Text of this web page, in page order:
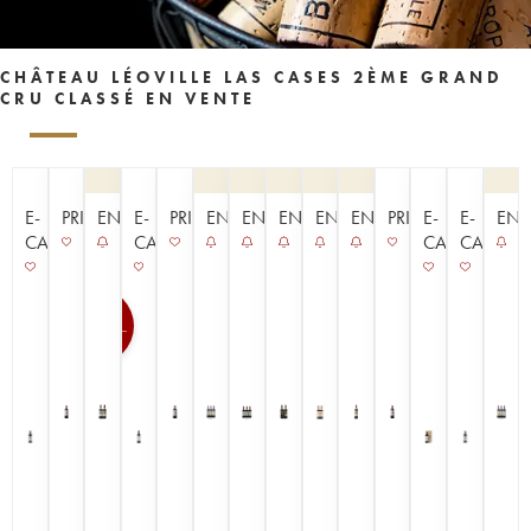
CHÂTEAU LÉOVILLE LAS CASES 2ÈME GRAND
CRU CLASSÉ EN VENTE
E-
CAVISTE
PRIMEURENCHÈRE
E-
CAVISTE
PRIMEURENCHÈREENCHÈREENCHÈREENCHÈREENCHÈRE
PRIMEUR
E-
CAVISTE
E-
CAVISTE